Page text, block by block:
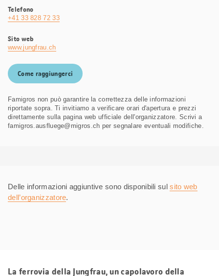
Telefono
+41 33 828 72 33
Sito web
www.jungfrau.ch
Come raggiungerci
Famigros non può garantire la correttezza delle informazioni
riportate sopra. Ti invitiamo a verificare orari d'apertura e prezzi
direttamente sulla pagina web ufficiale dell'organizzatore. Scrivi a
famigros.ausfluege@migros.ch per segnalare eventuali modifiche.
Delle informazioni aggiuntive sono disponibili sulsito web
dell’organizzatore.
La ferrovia della Jungfrau, un capolavoro della